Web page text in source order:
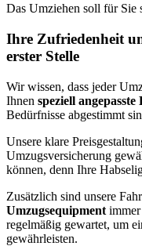
Das Umziehen soll für Sie
Ihre Zufriedenheit
erster Stelle
Wir wissen, dass jeder
Ihnen speziell angepasste
Bedürfnisse abgestimmt
Unsere klare
Umzugsversicherung
können, denn Ihre
Zusätzlich sind unsere
Umzugsequipment
regelmäßig gewartet, um
gewährleisten.